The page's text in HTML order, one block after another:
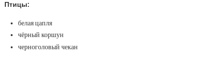
Птицы:
белая цапля
чёрный коршун
черноголовый чекан